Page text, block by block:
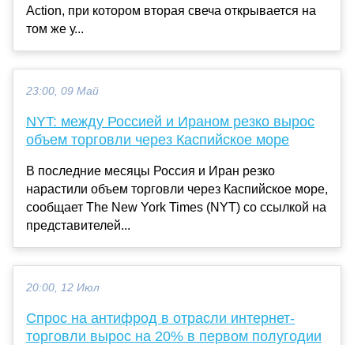
Action, при котором вторая свеча открывается на
том же у...
23:00, 09 Май
NYT: между Россией и Ираном резко вырос
объем торговли через Каспийское море
В последние месяцы Россия и Иран резко
нарастили объем торговли через Каспийское море,
сообщает The New York Times (NYT) со ссылкой на
представителей...
20:00, 12 Июл
Спрос на антифрод в отрасли интернет-
торговли вырос на 20% в первом полугодии